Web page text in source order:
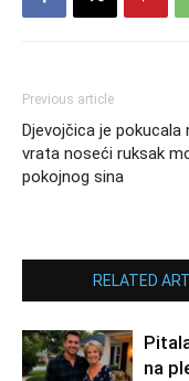
Previous article
Djevojčica je pokucala
vrata noseći ruksak
pokojnog sina
RELATED
na